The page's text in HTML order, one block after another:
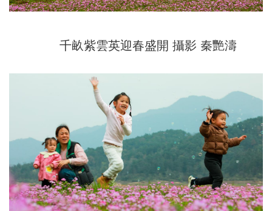
千畝紫雲英迎春盛開 攝影 秦艷濤